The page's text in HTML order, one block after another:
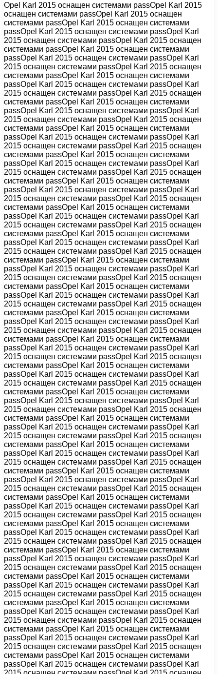
Opel Karl 2015 оснащен системами passOpel Karl 2015
оснащен системами passOpel Karl 2015 оснащен
системами passOpel Karl 2015 оснащен системами
passOpel Karl 2015 оснащен системами passOpel Karl
2015 оснащен системами passOpel Karl 2015 оснащен
системами passOpel Karl 2015 оснащен системами
passOpel Karl 2015 оснащен системами passOpel Karl
2015 оснащен системами passOpel Karl 2015 оснащен
системами passOpel Karl 2015 оснащен системами
passOpel Karl 2015 оснащен системами passOpel Karl
2015 оснащен системами passOpel Karl 2015 оснащен
системами passOpel Karl 2015 оснащен системами
passOpel Karl 2015 оснащен системами passOpel Karl
2015 оснащен системами passOpel Karl 2015 оснащен
системами passOpel Karl 2015 оснащен системами
passOpel Karl 2015 оснащен системами passOpel Karl
2015 оснащен системами passOpel Karl 2015 оснащен
системами passOpel Karl 2015 оснащен системами
passOpel Karl 2015 оснащен системами passOpel Karl
2015 оснащен системами passOpel Karl 2015 оснащен
системами passOpel Karl 2015 оснащен системами
passOpel Karl 2015 оснащен системами passOpel Karl
2015 оснащен системами passOpel Karl 2015 оснащен
системами passOpel Karl 2015 оснащен системами
passOpel Karl 2015 оснащен системами passOpel Karl
2015 оснащен системами passOpel Karl 2015 оснащен
системами passOpel Karl 2015 оснащен системами
passOpel Karl 2015 оснащен системами passOpel Karl
2015 оснащен системами passOpel Karl 2015 оснащен
системами passOpel Karl 2015 оснащен системами
passOpel Karl 2015 оснащен системами passOpel Karl
2015 оснащен системами passOpel Karl 2015 оснащен
системами passOpel Karl 2015 оснащен системами
passOpel Karl 2015 оснащен системами passOpel Karl
2015 оснащен системами passOpel Karl 2015 оснащен
системами passOpel Karl 2015 оснащен системами
passOpel Karl 2015 оснащен системами passOpel Karl
2015 оснащен системами passOpel Karl 2015 оснащен
системами passOpel Karl 2015 оснащен системами
passOpel Karl 2015 оснащен системами passOpel Karl
2015 оснащен системами passOpel Karl 2015 оснащен
системами passOpel Karl 2015 оснащен системами
passOpel Karl 2015 оснащен системами passOpel Karl
2015 оснащен системами passOpel Karl 2015 оснащен
системами passOpel Karl 2015 оснащен системами
passOpel Karl 2015 оснащен системами passOpel Karl
2015 оснащен системами passOpel Karl 2015 оснащен
системами passOpel Karl 2015 оснащен системами
passOpel Karl 2015 оснащен системами passOpel Karl
2015 оснащен системами passOpel Karl 2015 оснащен
системами passOpel Karl 2015 оснащен системами
passOpel Karl 2015 оснащен системами passOpel Karl
2015 оснащен системами passOpel Karl 2015 оснащен
системами passOpel Karl 2015 оснащен системами
passOpel Karl 2015 оснащен системами passOpel Karl
2015 оснащен системами passOpel Karl 2015 оснащен
системами passOpel Karl 2015 оснащен системами
passOpel Karl 2015 оснащен системами passOpel Karl
2015 оснащен системами passOpel Karl 2015 оснащен
системами passOpel Karl 2015 оснащен системами
passOpel Karl 2015 оснащен системами passOpel Karl
2015 оснащен системами passOpel Karl 2015 оснащен
системами passOpel Karl 2015 оснащен системами
passOpel Karl 2015 оснащен системами passOpel Karl
2015 оснащен системами passOpel Karl 2015 оснащен
системами passOpel Karl 2015 оснащен системами
passOpel Karl 2015 оснащен системами passOpel Karl
2015 оснащен системами passOpel Karl 2015 оснащен
системами passOpel Karl 2015 оснащен системами
passOpel Karl 2015 оснащен системами passOpel Karl
2015 оснащен системами passOpel Karl 2015 оснащен
системами passOpel Karl 2015 оснащен системами
passOpel Karl 2015 оснащен системами passOpel Karl
2015 оснащен системами passOpel Karl 2015 оснащен
системами passOpel Karl 2015 оснащен системами
passOpel Karl 2015 оснащен системами passOpel Karl